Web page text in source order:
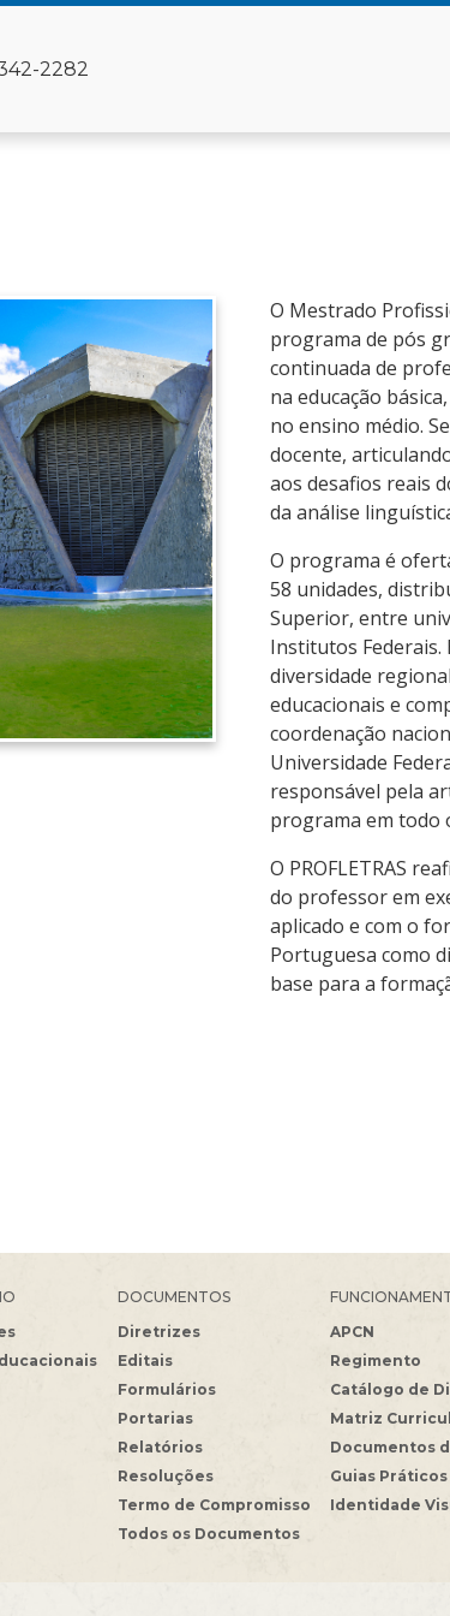
2282
O Mestrado
programa de pós
continuada de
na educação
no ensino médio.
docente,
aos desafios reais
da análise
O programa é
58 unidades,
Superior, entre
Institutos Federais.
diversidade
educacionais e
coordenação
Universidade
responsável pela
programa em todo
O PROFLETRAS
do professor em
aplicado e com o
Portuguesa como
base para a
DOCUMENTOS
Diretrizes
Editais
Formulários
Portarias
Relatórios
Resoluções
Termo de Compromisso
Todos os Documentos
APCN
Regimento
Catálogo de
Matriz
Documentos
Guias Práticos
Identidade